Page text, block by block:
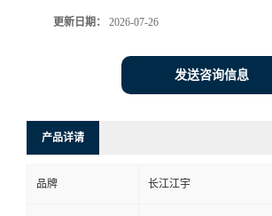
更新日期： 2026-07-26
发送咨询信息
产品详请
品牌 长江江宇